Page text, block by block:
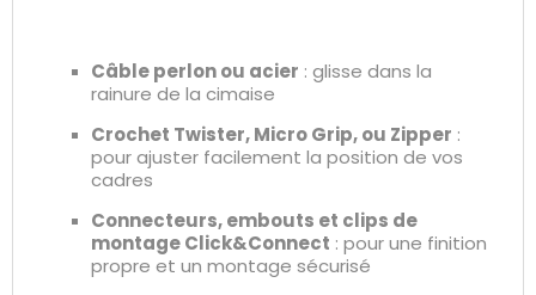
Câble perlon ou acier : glisse dans la
rainure de la cimaise
Crochet Twister, Micro Grip, ou Zipper :
pour ajuster facilement la position de vos
cadres
Connecteurs, embouts et clips de
montage Click&Connect : pour une finition
propre et un montage sécurisé